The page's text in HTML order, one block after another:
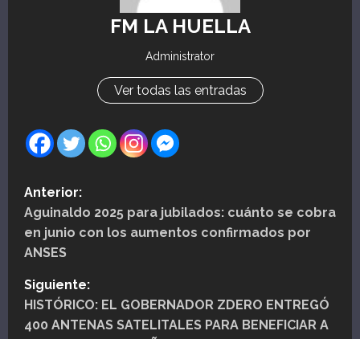
FM LA HUELLA
Administrator
Ver todas las entradas
N
a
v
e
g
Anterior:
Aguinaldo 2025 para jubilados: cuánto se cobra
en junio con los aumentos confirmados por
ANSES
Siguiente:
HISTÓRICO: EL GOBERNADOR ZDERO ENTREGÓ
400 ANTENAS SATELITALES PARA BENEFICIAR A